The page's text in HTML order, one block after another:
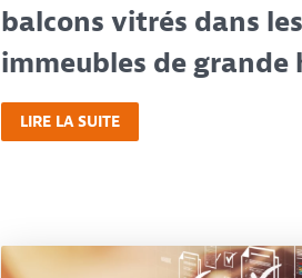
balcons vitrés dans les
immeubles de grande
LIRE LA SUITE